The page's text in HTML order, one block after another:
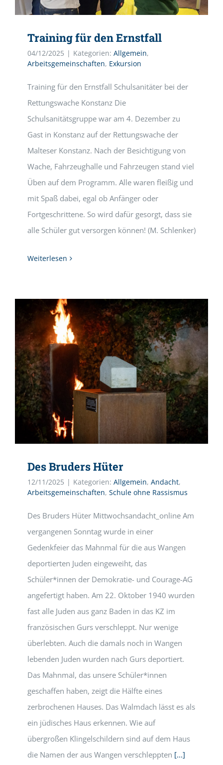
Training für den Ernstfall
04/12/2025 | Kategorien: Allgemein,
Arbeitsgemeinschaften, Exkursion
Training für den Ernstfall Schulsanitäter bei der
Rettungswache Konstanz Die
Schulsanitätsgruppe war am 4. Dezember zu
Gast in Konstanz auf der Rettungswache der
Malteser Konstanz. Nach der Besichtigung von
Wache, Fahrzeughalle und Fahrzeugen stand viel
Üben auf dem Programm. Alle waren fleißig und
mit Spaß dabei, egal ob Anfänger oder
Fortgeschrittene. So wird dafür gesorgt, dass sie
alle Schüler gut versorgen können! (M. Schlenker)
Weiterlesen
Des Bruders Hüter
12/11/2025 | Kategorien: Allgemein, Andacht,
Arbeitsgemeinschaften, Schule ohne Rassismus
Des Bruders Hüter Mittwochsandacht_online Am
vergangenen Sonntag wurde in einer
Gedenkfeier das Mahnmal für die aus Wangen
deportierten Juden eingeweiht, das
Schüler*innen der Demokratie- und Courage-AG
angefertigt haben. Am 22. Oktober 1940 wurden
fast alle Juden aus ganz Baden in das KZ im
französischen Gurs verschleppt. Nur wenige
überlebten. Auch die damals noch in Wangen
lebenden Juden wurden nach Gurs deportiert.
Das Mahnmal, das unsere Schüler*innen
geschaffen haben, zeigt die Hälfte eines
zerbrochenen Hauses. Das Walmdach lässt es als
ein jüdisches Haus erkennen. Wie auf
übergroßen Klingelschildern sind auf dem Haus
die Namen der aus Wangen verschleppten [...]